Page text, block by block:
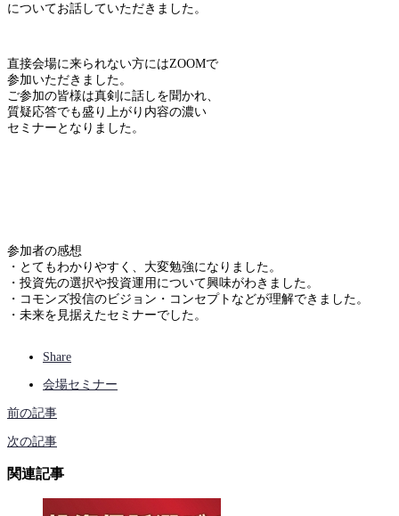
についてお話していただきました。
直接会場に来られない方にはZOOMで
参加いただきました。
ご参加の皆様は真剣に話しを聞かれ、
質疑応答でも盛り上がり内容の濃い
セミナーとなりました。
参加者の感想
・とてもわかりやすく、大変勉強になりました。
・投資先の選択や投資運用について興味がわきました。
・コモンズ投信のビジョン・コンセプトなどが理解できました。
・未来を見据えたセミナーでした。
Share
会場セミナー
前の記事
次の記事
関連記事